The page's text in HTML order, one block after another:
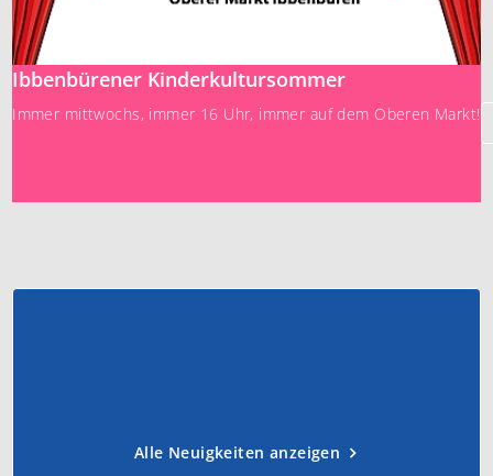
Ibbenbürener Kinderkultursommer
Immer mittwochs, immer 16 Uhr, immer auf dem Oberen Markt!
Alle Neuigkeiten anzeigen